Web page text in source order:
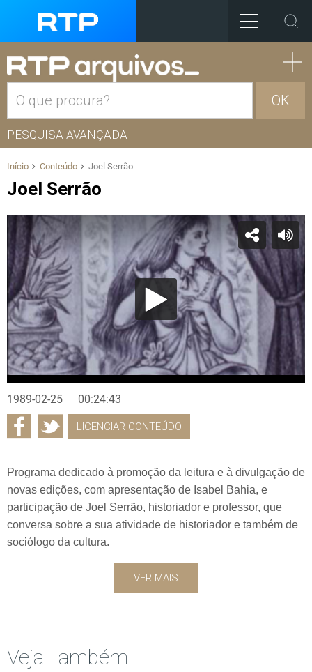
OK
PESQUISA AVANÇADA
Início Conteúdo Joel Serrão
Joel Serrão
1989-02-25 00:24:43
LICENCIAR CONTEÚDO
Programa dedicado à promoção da leitura e à divulgação de
novas edições, com apresentação de Isabel Bahia, e
participação de Joel Serrão, historiador e professor, que
conversa sobre a sua atividade de historiador e também de
sociólogo da cultura.
VER MAIS
Veja Também